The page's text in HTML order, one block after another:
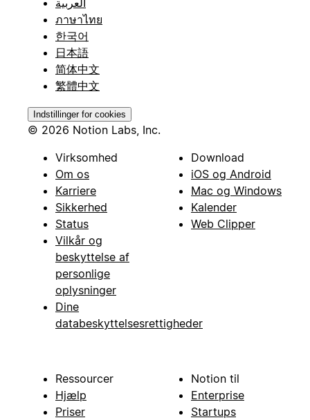
ภาษาไทย
한국어
日本語
简体中文
繁體中文
Indstillinger for cookies
© 2026 Notion Labs, Inc.
Virksomhed
Om os
Karriere
Sikkerhed
Status
Vilkår og
beskyttelse af
personlige
oplysninger
Dine
databeskyttelsesrettigheder
Download
iOS og Android
Mac og Windows
Kalender
Web Clipper
Ressourcer
Hjælp
Priser
Notion til
Enterprise
Startups